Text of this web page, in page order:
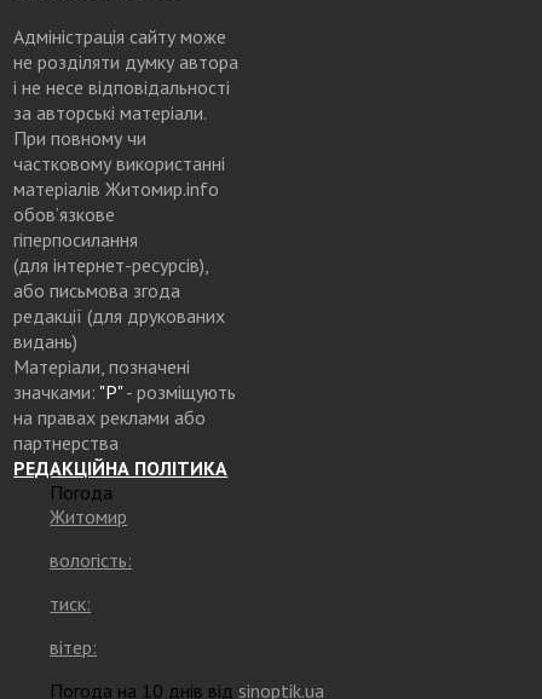
Адміністрація сайту може
не розділяти думку автора
і не несе відповідальності
за авторські матеріали.
При повному чи
частковому використанні
матеріалів Житомир.info
обов’язкове
гіперпосилання
(для інтернет-ресурсів),
або письмова згода
редакції (для друкованих
видань)
Матеріали, позначені
значками: "Р"- розміщують
на правах реклами або
партнерства
РЕДАКЦІЙНА ПОЛІТИКА
Погода
Житомир
вологість:
тиск:
вітер:
Погода на 10 днів від sinoptik.ua